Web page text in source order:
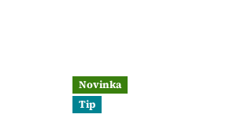
Novinka
Tip